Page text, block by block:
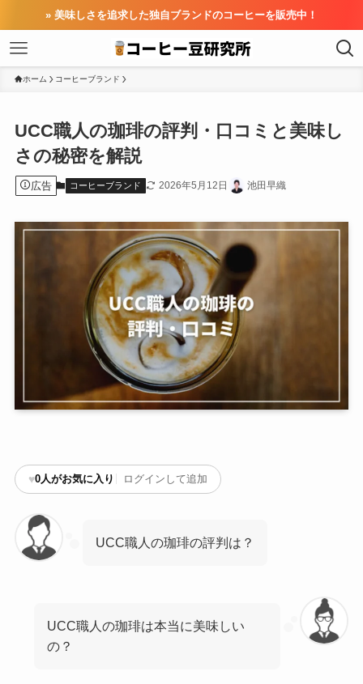
» 美味しさを追求した独自ブランドのコーヒーを販売中！
ホーム コーヒーブランド
UCC職人の珈琲の評判・口コミと美味し
さの秘密を解説
広告 コーヒーブランド 2026年5月12日 池田早織
♥0人がお気に入り ログインして追加
UCC職人の珈琲の評判は？
UCC職人の珈琲は本当に美味しい
の？